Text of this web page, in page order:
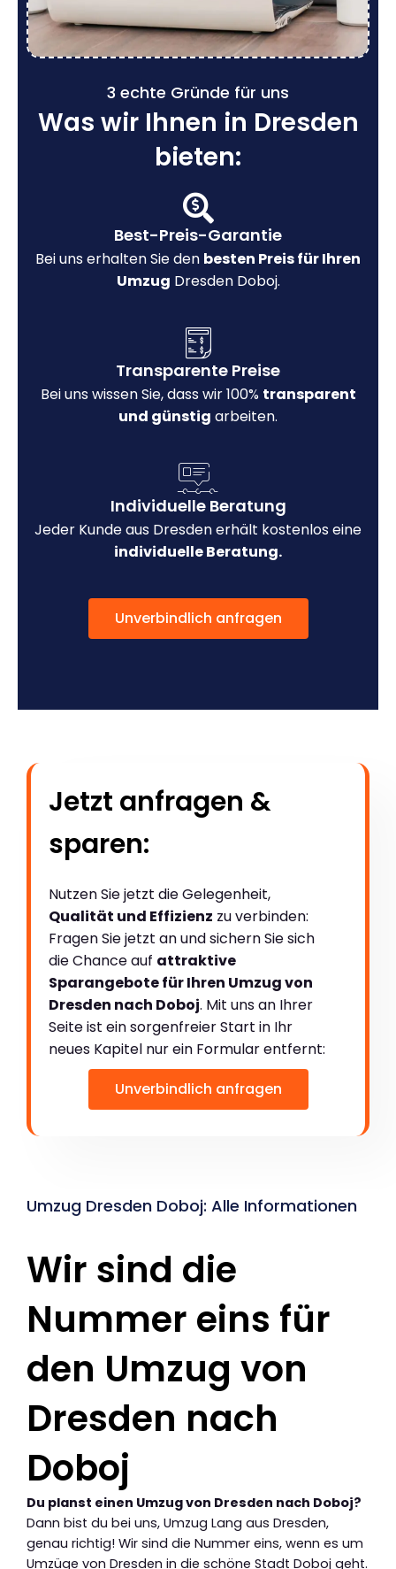
3 echte Gründe für uns
Was wir Ihnen in Dresden
bieten:
Best-Preis-Garantie
Bei uns erhalten Sie den besten Preis für Ihren
Umzug Dresden Doboj.
Transparente Preise
Bei uns wissen Sie, dass wir 100% transparent
und günstig arbeiten.
Individuelle Beratung
Jeder Kunde aus Dresden erhält kostenlos eine
individuelle Beratung.
Unverbindlich anfragen
Jetzt anfragen &
sparen:
Nutzen Sie jetzt die Gelegenheit,
Qualität und Effizienz zu verbinden:
Fragen Sie jetzt an und sichern Sie sich
die Chance auf attraktive
Sparangebote für Ihren Umzug von
Dresden nach Doboj. Mit uns an Ihrer
Seite ist ein sorgenfreier Start in Ihr
neues Kapitel nur ein Formular entfernt:
Unverbindlich anfragen
Umzug Dresden Doboj: Alle Informationen
Wir sind die
Nummer eins für
den Umzug von
Dresden nach
Doboj
Du planst einen Umzug von Dresden nach Doboj?
Dann bist du bei uns, Umzug Lang aus Dresden,
genau richtig! Wir sind die Nummer eins, wenn es um
Umzüge von Dresden in die schöne Stadt Doboj geht.